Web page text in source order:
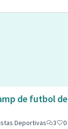
de futbol de
Deportivas 3 0